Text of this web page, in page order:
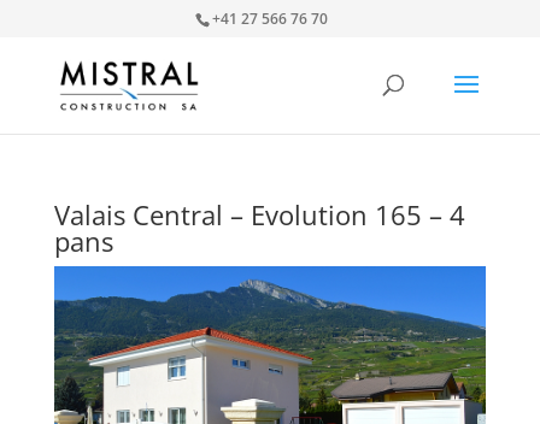
+41 27 566 76 70
Valais Central – Evolution 165 – 4
pans